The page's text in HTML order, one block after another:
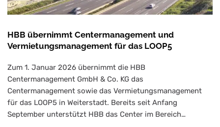
HBB übernimmt Centermanagement und
Vermietungsmanagement für das LOOP5
Zum 1. Januar 2026 übernimmt die HBB
Centermanagement GmbH & Co. KG das
Centermanagement sowie das Vermietungsmanagement
für das LOOP5 in Weiterstadt. Bereits seit Anfang
September unterstützt HBB das Center im Bereich…